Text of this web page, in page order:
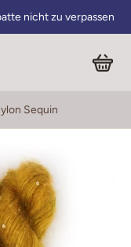
nicht zu verpassen
Sequin